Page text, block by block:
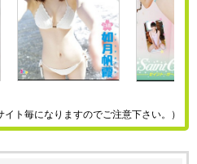
イト毎になりますのでご注意下さい。）